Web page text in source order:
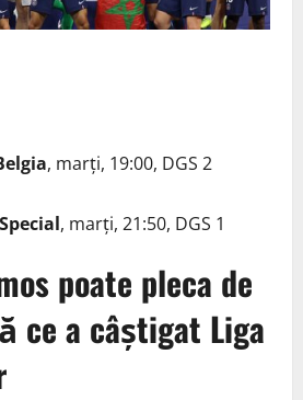
, marți, 19:00, DGS 2
, marți, 21:50, DGS 1
poate pleca de
ce a câștigat Liga